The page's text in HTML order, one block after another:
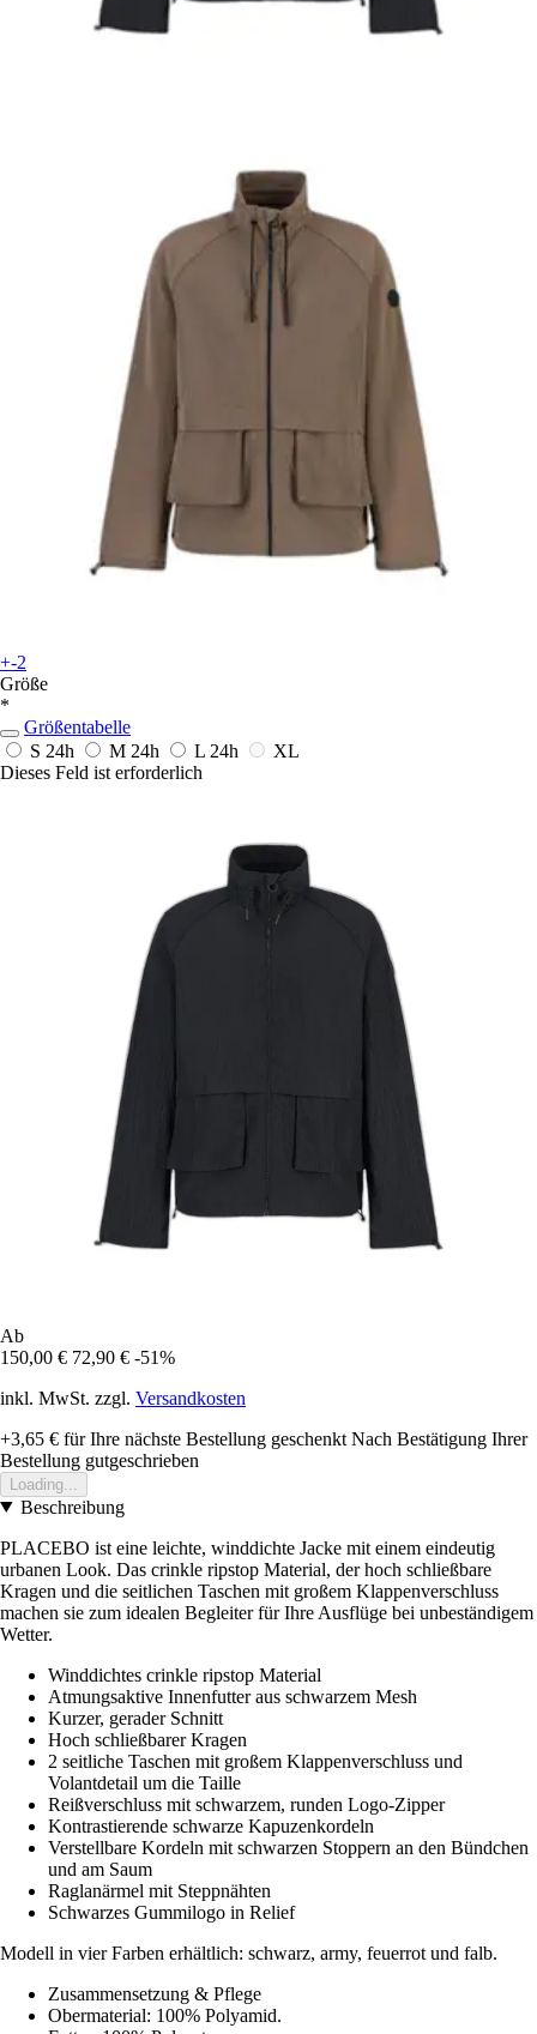
+-2
Größe
*
Größentabelle
S 24h M 24h L 24h
XL
Dieses Feld ist erforderlich
Ab
150,00 € 72,90 € -51%
inkl. MwSt. zzgl. Versandkosten
+3,65 € für Ihre nächste Bestellung geschenkt Nach Bestätigung Ihrer
Bestellung gutgeschrieben
Loading...
Beschreibung
PLACEBO ist eine leichte, winddichte Jacke mit einem eindeutig
urbanen Look. Das crinkle ripstop Material, der hoch schließbare
Kragen und die seitlichen Taschen mit großem Klappenverschluss
machen sie zum idealen Begleiter für Ihre Ausflüge bei unbeständigem
Wetter.
Winddichtes crinkle ripstop Material
Atmungsaktive Innenfutter aus schwarzem Mesh
Kurzer, gerader Schnitt
Hoch schließbarer Kragen
2 seitliche Taschen mit großem Klappenverschluss und
Volantdetail um die Taille
Reißverschluss mit schwarzem, runden Logo-Zipper
Kontrastierende schwarze Kapuzenkordeln
Verstellbare Kordeln mit schwarzen Stoppern an den Bündchen
und am Saum
Raglanärmel mit Steppnähten
Schwarzes Gummilogo in Relief
Modell in vier Farben erhältlich: schwarz, army, feuerrot und falb.
Zusammensetzung & Pflege
Obermaterial: 100% Polyamid.